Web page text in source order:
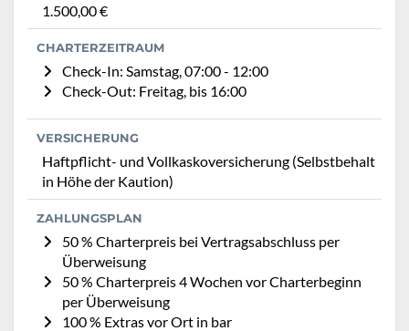
1.500,00 €
CHARTERZEITRAUM
Check-In: Samstag, 07:00 - 12:00
Check-Out: Freitag, bis 16:00
VERSICHERUNG
Haftpflicht- und Vollkaskoversicherung (Selbstbehalt
in Höhe der Kaution)
ZAHLUNGSPLAN
50 % Charterpreis bei Vertragsabschluss per
Überweisung
50 % Charterpreis 4 Wochen vor Charterbeginn
per Überweisung
100 % Extras vor Ort in bar